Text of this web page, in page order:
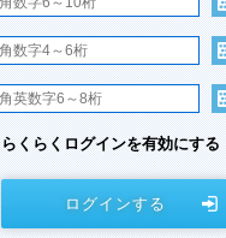
らくらくログインを有効にする
ログインする